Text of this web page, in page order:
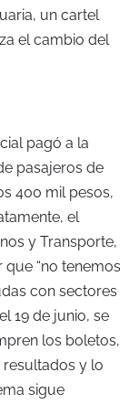
un cartel
el cambio del
pagó a la
pasajeros de
400 mil pesos,
el
y Transporte,
“no tenemos
con sectores
19 de junio, se
los boletos,
y lo
sigue